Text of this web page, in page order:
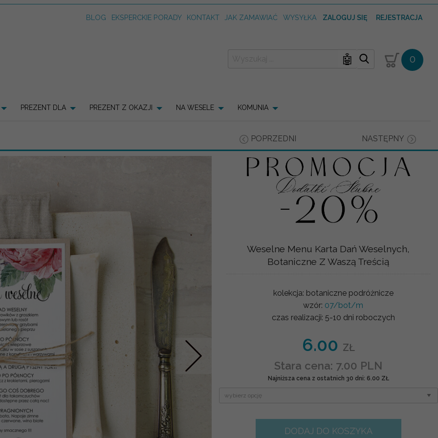
BLOG EKSPERCKIE PORADY KONTAKT JAK ZAMAWIAĆ WYSYŁKA ZALOGUJ SIĘ REJESTRACJA
🤖 0
PREZENT DLA PREZENT Z OKAZJI NA WESELE KOMUNIA
POPRZEDNI NASTĘPNY
Nastepne
Weselne Menu Karta Dań Weselnych,
Botaniczne Z Waszą Treścią
kolekcja: botaniczne podróżnicze
wzór: 07/bot/m
czas realizacji: 5-10 dni roboczych
6.00 ZŁ
Stara cena: 7.00 PLN
Najniższa cena z ostatnich 30 dni: 6.00 ZŁ
DODAJ DO KOSZYKA